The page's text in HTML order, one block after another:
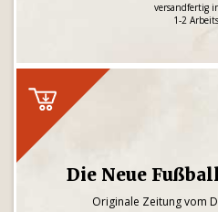
versandfertig
1-2
Die Neue
Originale Zeitung vom